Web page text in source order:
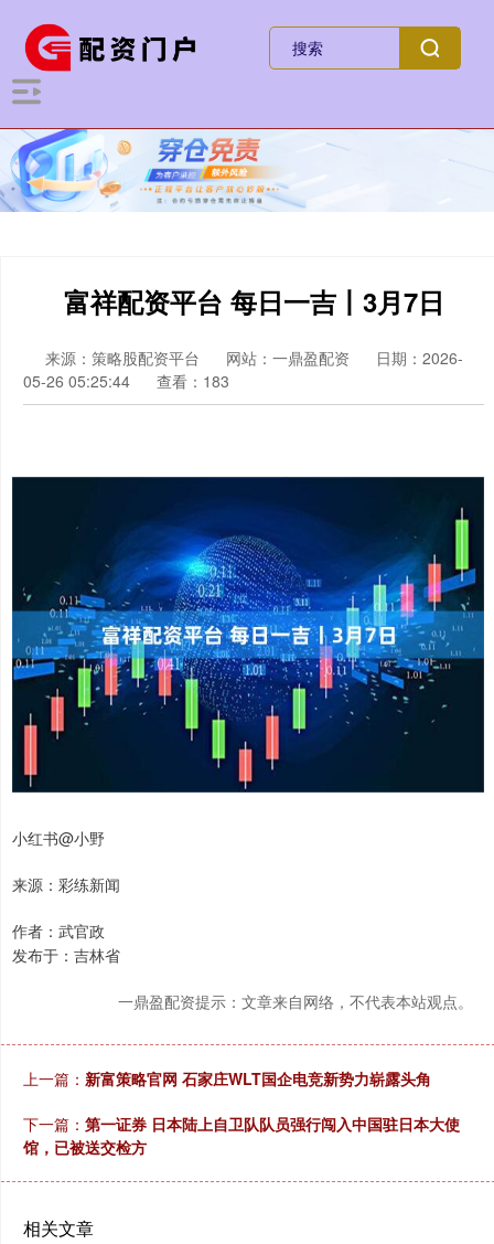
富祥配资平台 每日一吉丨3月7日
来源：策略股配资平台 网站：一鼎盈配资
日期：2026-
05-26 05:25:44
查看：183
小红书@小野
来源：彩练新闻
作者：武官政
发布于：吉林省
一鼎盈配资提示：文章来自网络，不代表本站观点。
上一篇： 新富策略官网 石家庄WLT国企电竞新势力崭露头角
下一篇： 第一证券 日本陆上自卫队队员强行闯入中国驻日本大使
馆，已被送交检方
相关文章